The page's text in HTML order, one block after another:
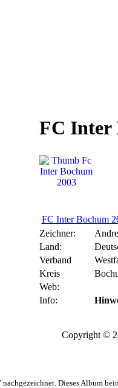
FC Inter
FC Inter Bochum
Zeichner:
Land:
Verband
Kreis
Web:
Info:
Copyright ©
Dieses Album